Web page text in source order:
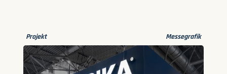
Projekt Messegrafik